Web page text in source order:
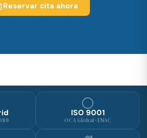
Reservar cita ahora
ISO 9001
OCA Global · ENAC